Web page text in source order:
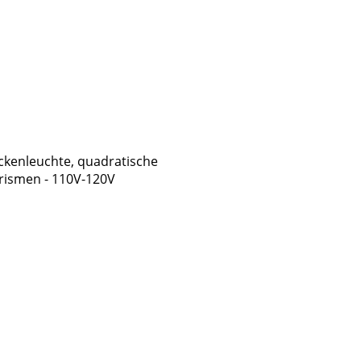
quadratische
- 110V-120V